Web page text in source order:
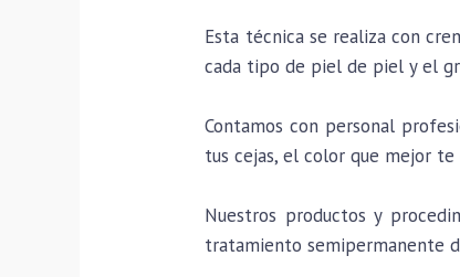
Esta técnica se realiza con
cada tipo de piel de piel y el
Contamos con personal
tus cejas, el color que mejor
Nuestros productos y
tratamiento semipermanente